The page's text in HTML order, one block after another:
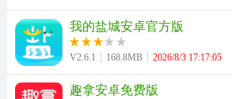
我的盐城安卓官方版
V2.6.1 168.8MB 2026/8/3 17:17:05
趣拿安卓免费版